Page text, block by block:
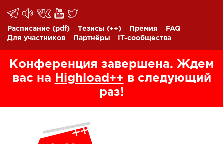
Расписание (pdf) Тезисы (++) Премия
FAQ
Для участников
Партнёры IT-сообщества
Конференция завершена. Ждем
вас на Highload++ в следующий
раз!